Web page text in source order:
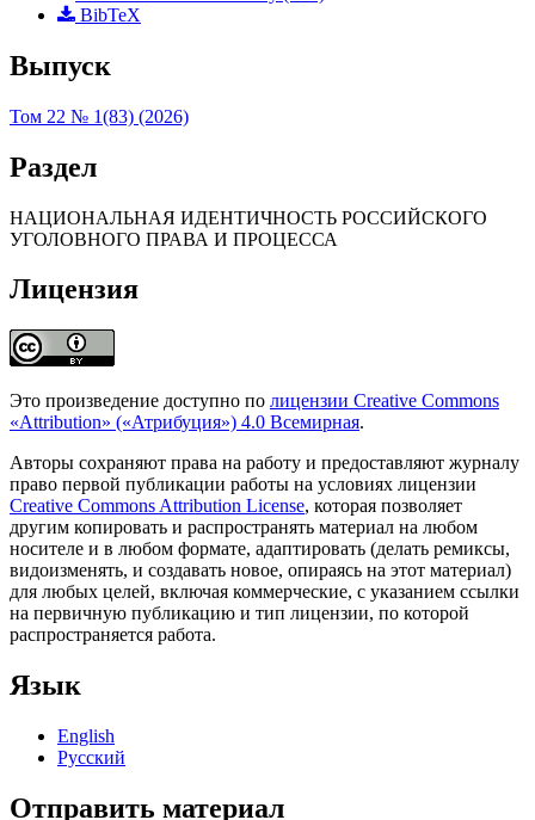
BibTeX
Выпуск
Том 22 № 1(83) (2026)
Раздел
НАЦИОНАЛЬНАЯ ИДЕНТИЧНОСТЬ РОССИЙСКОГО
УГОЛОВНОГО ПРАВА И ПРОЦЕССА
Лицензия
Это произведение доступно по лицензии Creative Commons
«Attribution» («Атрибуция») 4.0 Всемирная.
Авторы сохраняют права на работу и предоставляют журналу
право первой публикации работы на условиях лицензии
Creative Commons Attribution License, которая позволяет
другим копировать и распространять материал на любом
носителе и в любом формате, адаптировать (делать ремиксы,
видоизменять, и создавать новое, опираясь на этот материал)
для любых целей, включая коммерческие, с указанием ссылки
на первичную публикацию и тип лицензии, по которой
распространяется работа.
Язык
English
Русский
Отправить материал